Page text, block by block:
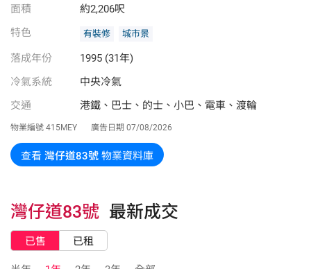
面積
約2,206呎
特色
有裝修 城市景
落成年份
1995 (31年)
冷氣系統
中央冷氣
交通
港鐵、巴士、的士、小巴、電車、渡輪
物業編號 415MEY 廣告日期 07/08/2026
查看 灣仔道83號 物業資料庫
灣仔道83號 最新成交
已售 已租